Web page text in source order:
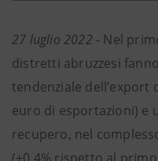
27 luglio 2022 - Nel
distretti abruzzesi
tendenziale dell’export
euro di esportazioni) e
recupero, nel